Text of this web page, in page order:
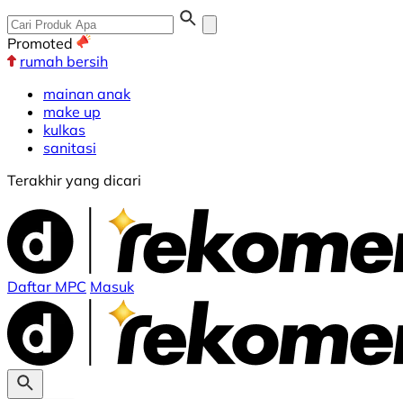
Promoted
rumah bersih
mainan anak
make up
kulkas
sanitasi
Terakhir yang dicari
Daftar MPC Masuk